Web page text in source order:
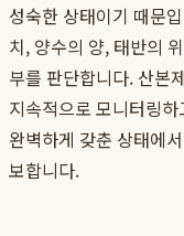
성숙한 상태이기 때문
치, 양수의 양, 태반의
부를 판단합니다. 산본
지속적으로 모니터링
완벽하게 갖춘 상태에
보합니다.